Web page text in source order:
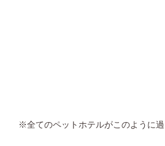
※全てのペットホテルがこのように